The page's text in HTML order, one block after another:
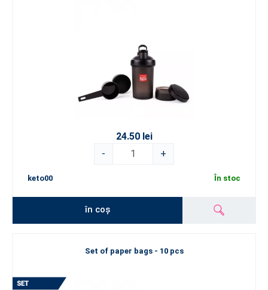
24.50 lei
-
+
keto00 În stoc
în coș
Set of paper bags - 10 pcs